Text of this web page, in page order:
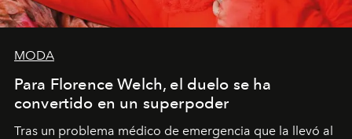
MODA
Para Florence Welch, el duelo se ha
convertido en un superpoder
Tras un problema médico de emergencia que la llevó al